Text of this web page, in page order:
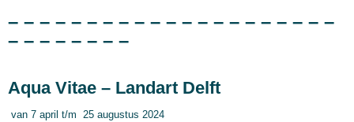
– – – – – – – – – – – – – – – – – – – – –
– – – – – – – –
Aqua Vitae – Landart Delft
van 7 april t/m 25 augustus 2024